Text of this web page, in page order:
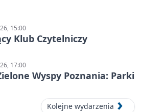
15:00
Klub Czytelniczy
17:00
Wyspy Poznania: Parki
Kolejne wydarzenia